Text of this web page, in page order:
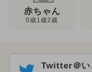
赤ちゃん
0歳1歳2歳
Twitter＠い